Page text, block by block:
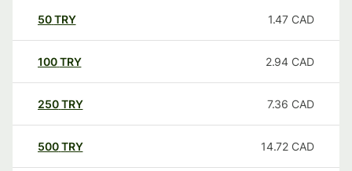
50TRY 1.47 CAD
100TRY 2.94 CAD
250TRY 7.36 CAD
500TRY 14.72 CAD